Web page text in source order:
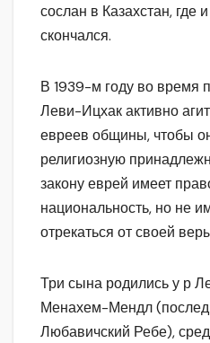
сослан в Казахстан, где и
скончался.
В 1939-м году во время
Леви-Ицхак активно
евреев общины, чтобы
религиозную
закону еврей имеет
национальность, но не
отрекаться от своей
Три сына родились у р
Менахем-Мендл
Любавичский Ребе),